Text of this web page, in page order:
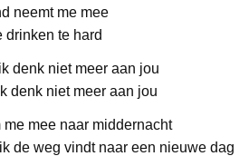
neemt me mee
drinken te hard
denk niet meer aan jou
denk niet meer aan jou
me mee naar middernacht
de weg vindt naar een nieuwe dag